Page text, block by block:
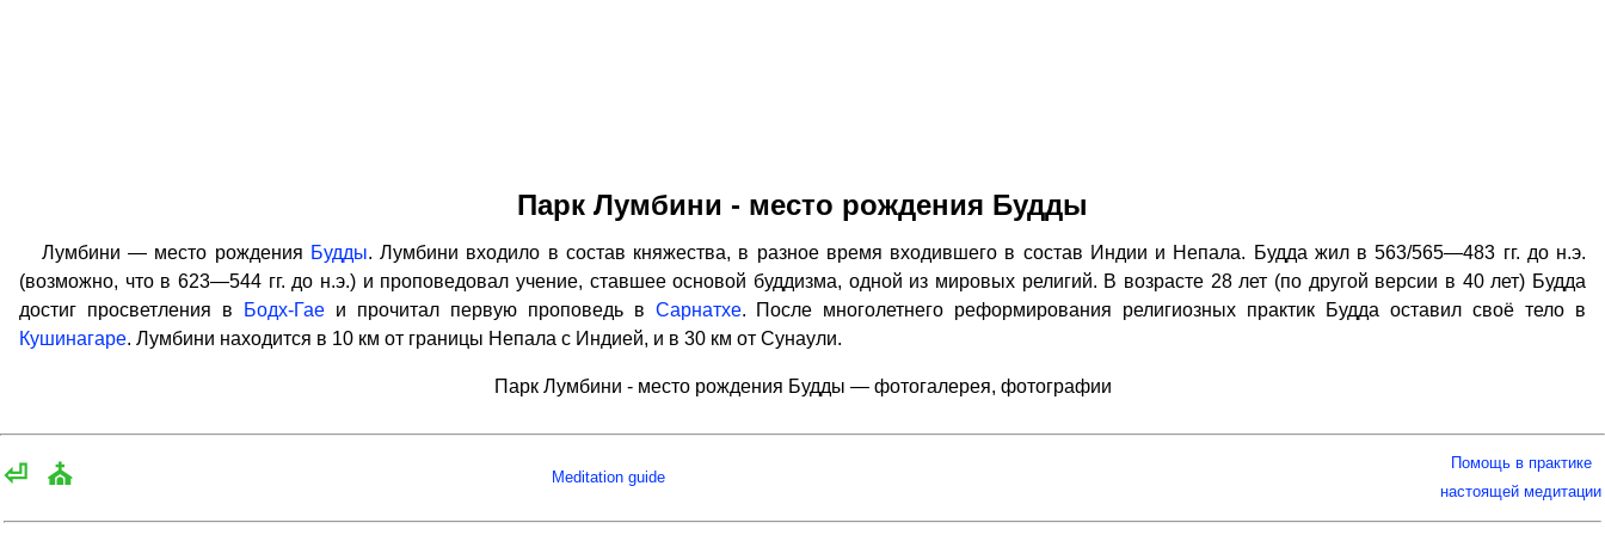
Парк Лумбини - место рождения Будды
Лумбини — место рождения Будды. Лумбини входило в состав княжества, в разное время входившего в состав Индии и Непала. Будда жил в 563/565—483 гг. до н.э.
(возможно, что в 623—544 гг. до н.э.) и проповедовал учение, ставшее основой буддизма, одной из мировых религий. В возрасте 28 лет (по другой версии в 40 лет) Будда
достиг просветления в
Бодх-Гаеи прочитал первую проповедь в Сарнатхе. После многолетнего реформирования религиозных практик Будда оставил своё тело в
Кушинагаре. Лумбини находится в 10 км от границы Непала с Индией, и в 30 км от Сунаули.
Парк Лумбини - место рождения Будды — фотогалерея, фотографии
⏎ ⛪ Meditation guide
Помощь в практике
настоящей медитации